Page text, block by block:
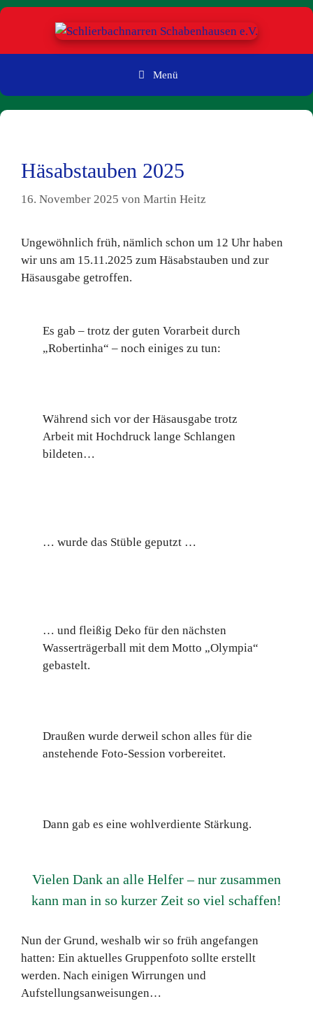
Zum
Menü
Häsabstauben 2025
16. November 2025 von Martin Heitz
Ungewöhnlich früh, nämlich schon um 12 Uhr haben
wir uns am 15.11.2025 zum Häsabstauben und zur
Häsausgabe getroffen.
Es gab – trotz der guten Vorarbeit durch
„Robertinha“ – noch einiges zu tun:
Während sich vor der Häsausgabe trotz
Arbeit mit Hochdruck lange Schlangen
bildeten…
… wurde das Stüble geputzt …
… und fleißig Deko für den nächsten
Wasserträgerball mit dem Motto „Olympia“
gebastelt.
Draußen wurde derweil schon alles für die
anstehende Foto-Session vorbereitet.
Dann gab es eine wohlverdiente Stärkung.
Vielen Dank an alle Helfer – nur zusammen
kann man in so kurzer Zeit so viel schaffen!
Nun der Grund, weshalb wir so früh angefangen
hatten: Ein aktuelles Gruppenfoto sollte erstellt
werden. Nach einigen Wirrungen und
Aufstellungsanweisungen…